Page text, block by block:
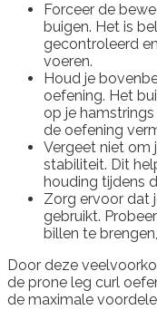
Forceer de
buigen. Het is
gecontroleerd
voeren.
Houd je
oefening. Het
op je
de oefening
Vergeet niet om
stabiliteit. Dit
houding tijdens
Zorg ervoor dat
gebruikt.
billen te
Door deze
de prone leg curl
de maximale